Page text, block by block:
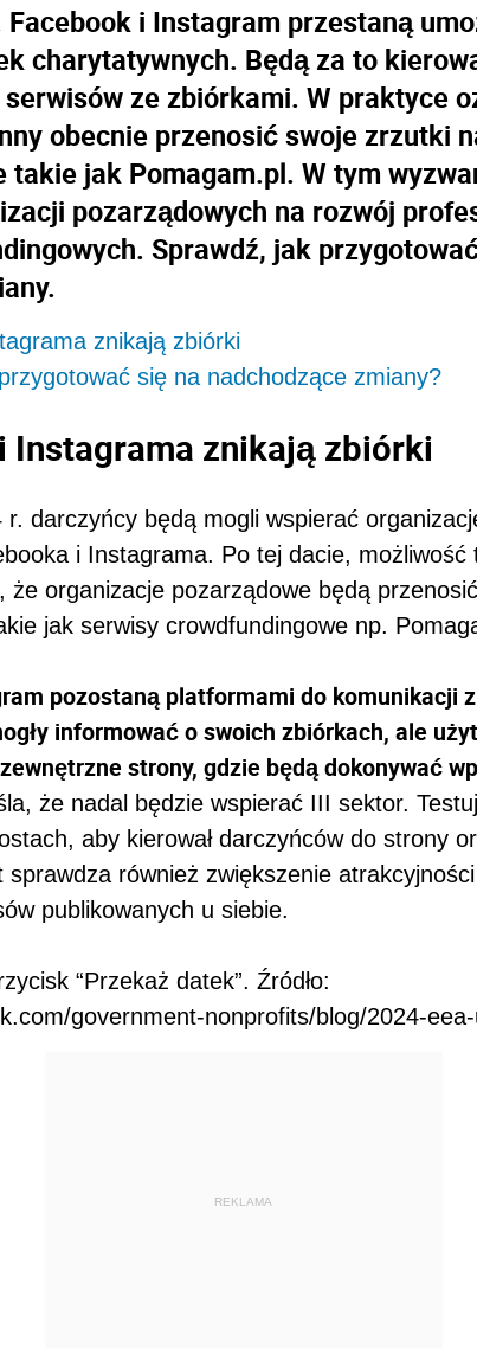
Facebook i Instagram przestaną
charytatywnych. Będą za to
ze zbiórkami. W praktyce
obecnie przenosić swoje zrzutki
takie jak Pomagam.pl. W tym
pozarządowych na rozwój
Sprawdź, jak
znikają zbiórki
się na nadchodzące zmiany?
Instagrama znikają zbiórki
r. darczyńcy będą mogli wspierać
i Instagrama. Po tej dacie, możliwość
że organizacje pozarządowe będą
jak serwisy crowdfundingowe np.
pozostaną platformami do komunikacji
informować o swoich zbiórkach, ale
strony, gdzie będą dokonywać
że nadal będzie wspierać III sektor.
aby kierował darczyńców do strony
sprawdza również zwiększenie
publikowanych u siebie.
“Przekaż datek”. Źródło:
government-nonprofits/blog/2024-
REKLAMA